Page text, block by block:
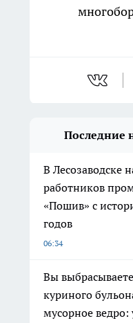
Последние
В Лесозаводске
работников
«Пошив» с
годов
06:34
Вы
куриного
мусорное ведро: